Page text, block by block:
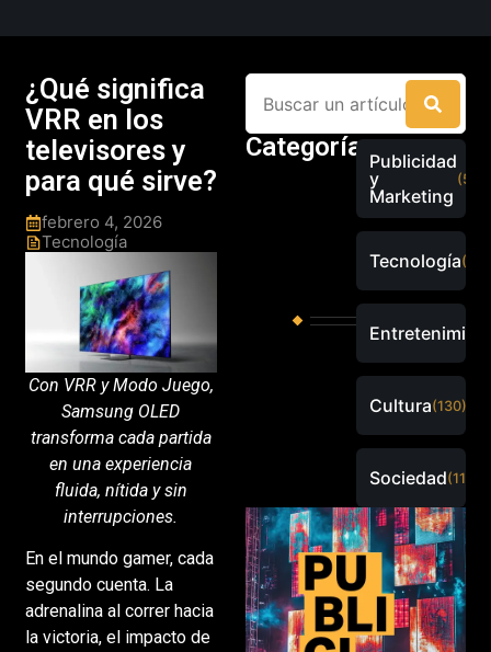
¿Qué significa
VRR en los
televisores y
para qué sirve?
febrero 4, 2026
Tecnología
Con VRR y Modo Juego,
Samsung OLED
transforma cada partida
en una experiencia
fluida, nítida y sin
interrupciones.
En el mundo gamer, cada
segundo cuenta. La
adrenalina al correr hacia
la victoria, el impacto de
CategoríasPublicidad
y
Marketing
Tecnología
Cultura(130)
Sociedad(115)